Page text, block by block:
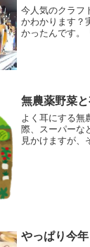
今人気のクラフ
かわかります？
かったんです。
無農薬野菜
よく耳にする無
際、スーパーな
見かけますが、
やっぱり今